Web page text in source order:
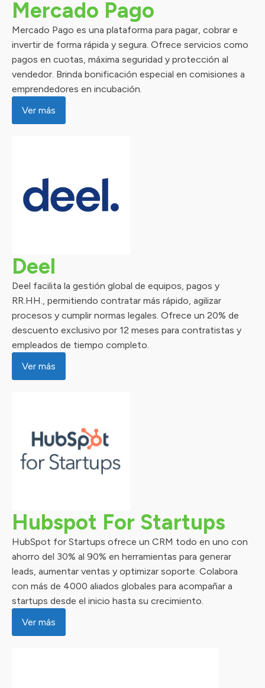
Mercado Pago
Mercado Pago es una plataforma para pagar, cobrar e
invertir de forma rápida y segura. Ofrece servicios como
pagos en cuotas, máxima seguridad y protección al
vendedor. Brinda bonificación especial en comisiones a
emprendedores en incubación.
Ver más
Deel
Deel facilita la gestión global de equipos, pagos y
RR.HH., permitiendo contratar más rápido, agilizar
procesos y cumplir normas legales. Ofrece un 20% de
descuento exclusivo por 12 meses para contratistas y
empleados de tiempo completo.
Ver más
Hubspot For Startups
HubSpot for Startups ofrece un CRM todo en uno con
ahorro del 30% al 90% en herramientas para generar
leads, aumentar ventas y optimizar soporte. Colabora
con más de 4000 aliados globales para acompañar a
startups desde el inicio hasta su crecimiento.
Ver más